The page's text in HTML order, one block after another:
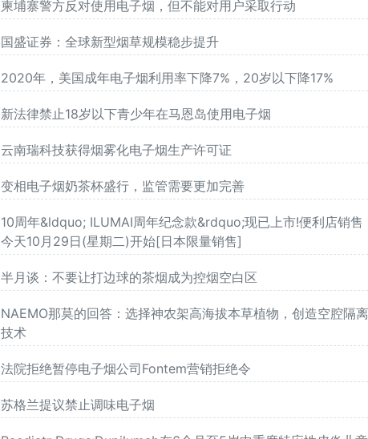
柬埔寨警方反对使用电子烟，但不能对用户采取行动
国盛证券：全球新型烟草规模稳步提升
2020年，美国成年电子烟利用率下降7%，20岁以下降17%
新法律禁止18岁以下青少年在马恩岛使用电子烟
云南瑞科技获得烟雾化电子烟生产许可证
变相电子烟奶茶杯盛行，监管需要更加完善
10周年&ldquo; ILUMAI周年纪念款&rdquo;现已上市!便利店销售
今天10月29日(星期二)开始[日本限量销售]
半月谈：不要让打边球的茶烟成为控烟空白区
NAEMO那莫的回答：选择神农架高海拔本草植物，创造空腔隔
技术
法院拒绝暂停电子烟公司Fontem营销拒绝令
苏格兰提议禁止调味电子烟